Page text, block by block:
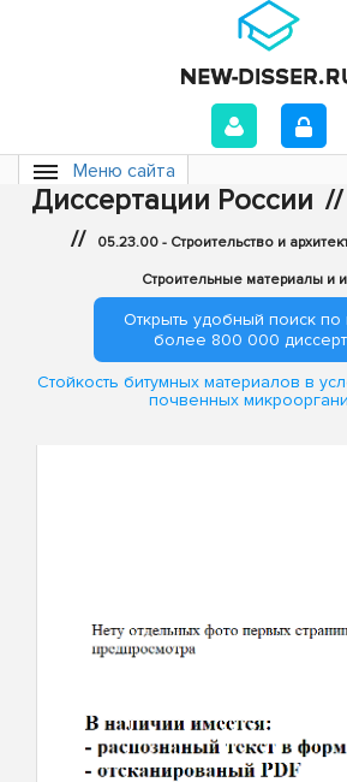
Меню сайта
Диссертации России //
// 05.23.00 - Строительство и
Строительные материалы и
Открыть удобный поиск по
более 800 000
Стойкость битумных материалов в
почвенных